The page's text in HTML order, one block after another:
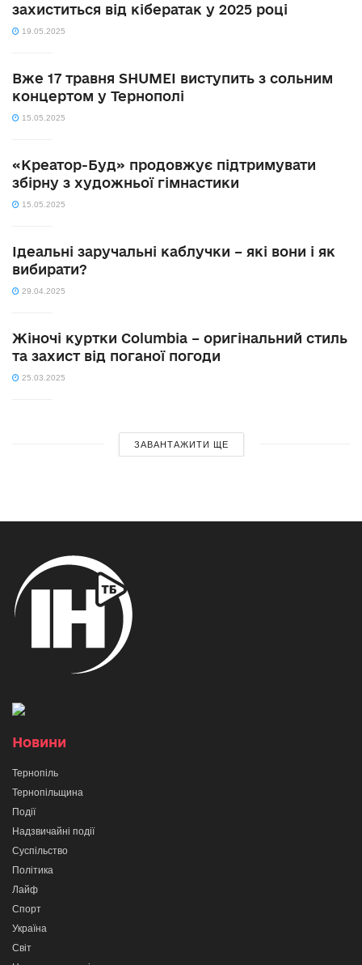
захиститься від кібератак у 2025 році
19.05.2025
Вже 17 травня SHUMEI виступить з сольним
концертом у Тернополі
15.05.2025
«Креатор-Буд» продовжує підтримувати
збірну з художньої гімнастики
15.05.2025
Ідеальні заручальні каблучки – які вони і як
вибирати?
29.04.2025
Жіночі куртки Columbia – оригінальний стиль
та захист від поганої погоди
25.03.2025
ЗАВАНТАЖИТИ ЩЕ
Новини
Тернопіль
Тернопільщина
Події
Надзвичайні події
Суспільство
Політика
Лайф
Спорт
Україна
Світ